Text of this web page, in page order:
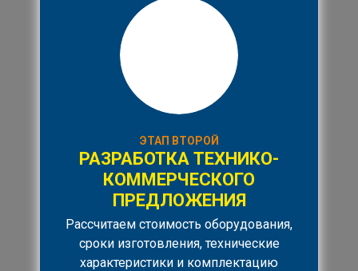
ЭТАП ВТОРОЙ
РАЗРАБОТКА ТЕХНИКО-
КОММЕРЧЕСКОГО
ПРЕДЛОЖЕНИЯ
Рассчитаем стоимость оборудования,
сроки изготовления, технические
характеристики и комплектацию